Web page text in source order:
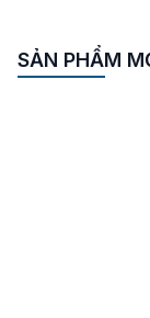
SẢN PHẨM